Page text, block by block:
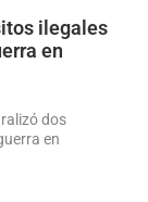
ilegales
en
dos
en